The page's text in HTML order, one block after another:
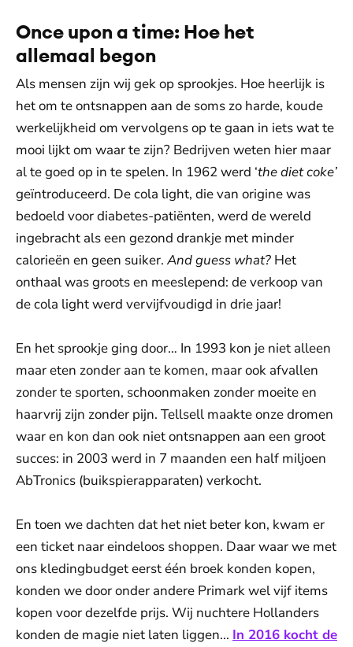
Once upon a time: Hoe het
allemaal begon
Als mensen zijn wij gek op sprookjes. Hoe heerlijk is
het om te ontsnappen aan de soms zo harde, koude
werkelijkheid om vervolgens op te gaan in iets wat te
mooi lijkt om waar te zijn? Bedrijven weten hier maar
al te goed op in te spelen. In 1962 werd ‘the diet coke’
geïntroduceerd. De cola light, die van origine was
bedoeld voor diabetes-patiënten, werd de wereld
ingebracht als een gezond drankje met minder
calorieën en geen suiker. And guess what? Het
onthaal was groots en meeslepend: de verkoop van
de cola light werd vervijfvoudigd in drie jaar!
En het sprookje ging door… In 1993 kon je niet alleen
maar eten zonder aan te komen, maar ook afvallen
zonder te sporten, schoonmaken zonder moeite en
haarvrij zijn zonder pijn. Tellsell maakte onze dromen
waar en kon dan ook niet ontsnappen aan een groot
succes: in 2003 werd in 7 maanden een half miljoen
AbTronics (buikspierapparaten) verkocht.
En toen we dachten dat het niet beter kon, kwam er
een ticket naar eindeloos shoppen. Daar waar we met
ons kledingbudget eerst één broek konden kopen,
konden we door onder andere Primark wel vijf items
kopen voor dezelfde prijs. Wij nuchtere Hollanders
konden de magie niet laten liggen... In 2016 kocht de